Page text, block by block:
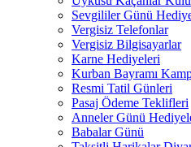
Sevgililer Günü
Vergisiz Telefonlar
Vergisiz Bilgisayarlar
Karne Hediyeleri
Kurban Bayramı
Resmi Tatil Günleri
Pasaj Ödeme Teklifleri
Anneler Günü
Babalar Günü